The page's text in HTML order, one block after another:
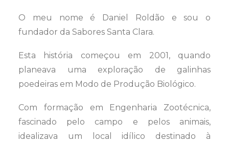
O meu nome é Daniel Roldão e sou o
fundador da Sabores Santa Clara.
Esta história começou em 2001, quando
planeava uma exploração de galinhas
poedeiras em Modo de Produção Biológico.
Com formação em Engenharia Zootécnica,
fascinado pelo campo e pelos animais,
idealizava um local idílico destinado à